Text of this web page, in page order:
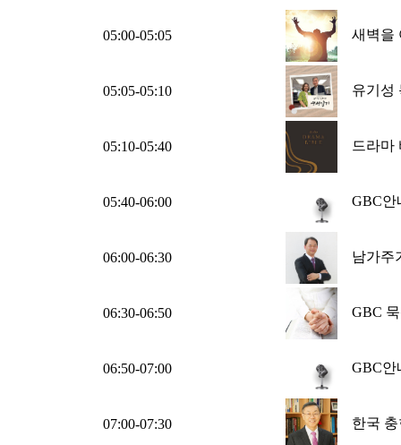
05:00-05:05 새벽을
05:05-05:10 유기성
05:10-05:40 드라마
05:40-06:00 GBC안
06:00-06:30 남가주
06:30-06:50 GBC
06:50-07:00 GBC안
07:00-07:30 한국